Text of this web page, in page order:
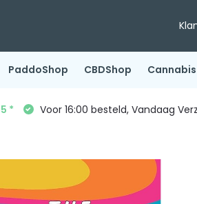
PaddoShop CBDShop
* Voor 16:00 besteld, Vandaag